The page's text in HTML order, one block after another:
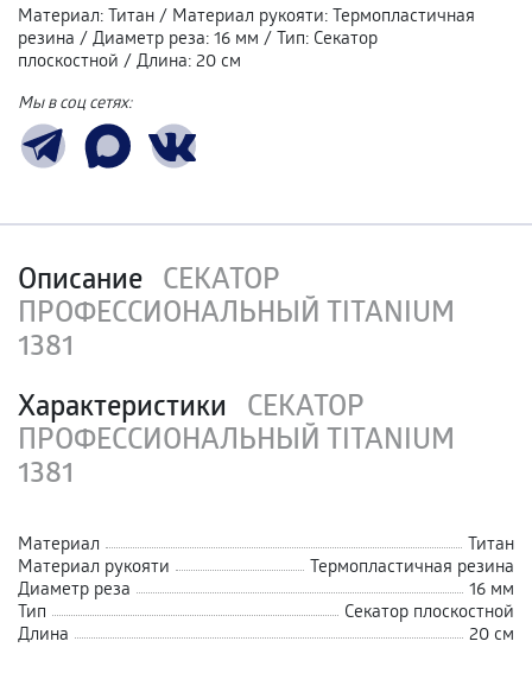
Материал: Титан / Материал рукояти: Термопластичная
резина / Диаметр реза: 16 мм / Тип: Секатор
плоскостной / Длина: 20 см
Мы в соц сетях:
Описание СЕКАТОР
ПРОФЕССИОНАЛЬНЫЙ TITANIUM
1381
Характеристики
СЕКАТОР
ПРОФЕССИОНАЛЬНЫЙ TITANIUM
1381
Материал
Титан
Материал рукояти
Термопластичная резина
Диаметр реза
16 мм
Тип
Секатор плоскостной
Длина
20 см